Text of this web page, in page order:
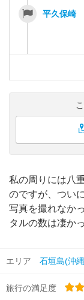
平久保崎
私の周りには八
のですが、つい
写真を撮れなか
タルの数は凄か
エリア 石垣島(沖
旅行の満足度